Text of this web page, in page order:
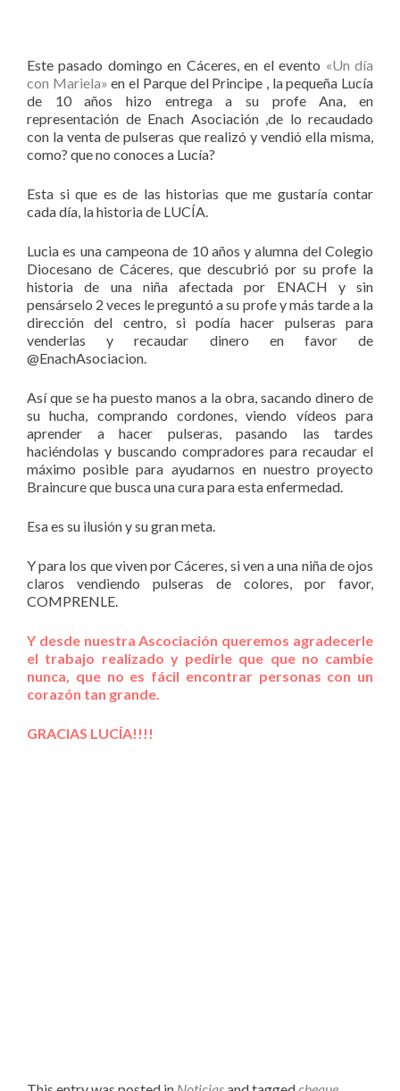
Este pasado domingo en Cáceres, en el evento «Un día
con Mariela» en el Parque del Principe , la pequeña Lucía
de 10 años hizo entrega a su profe Ana, en
representación de Enach Asociación ,de lo recaudado
con la venta de pulseras que realizó y vendió ella misma,
como? que no conoces a Lucía?
Esta si que es de las historias que me gustaría contar
cada día, la historia de LUCÍA.
Lucia es una campeona de 10 años y alumna del Colegio
Diocesano de Cáceres, que descubrió por su profe la
historia de una niña afectada por ENACH y sin
pensárselo 2 veces le preguntó a su profe y más tarde a la
dirección del centro, si podía hacer pulseras para
venderlas y recaudar dinero en favor de
@EnachAsociacion.
Así que se ha puesto manos a la obra, sacando dinero de
su hucha, comprando cordones, viendo vídeos para
aprender a hacer pulseras, pasando las tardes
haciéndolas y buscando compradores para recaudar el
máximo posible para ayudarnos en nuestro proyecto
Braincure que busca una cura para esta enfermedad.
Esa es su ilusión y su gran meta.
Y para los que viven por Cáceres, si ven a una niña de ojos
claros vendiendo pulseras de colores, por favor,
COMPRENLE.
Y desde nuestra Ascociación queremos agradecerle
el trabajo realizado y pedirle que que no cambie
nunca, que no es fácil encontrar personas con un
corazón tan grande.
GRACIAS LUCÍA!!!!